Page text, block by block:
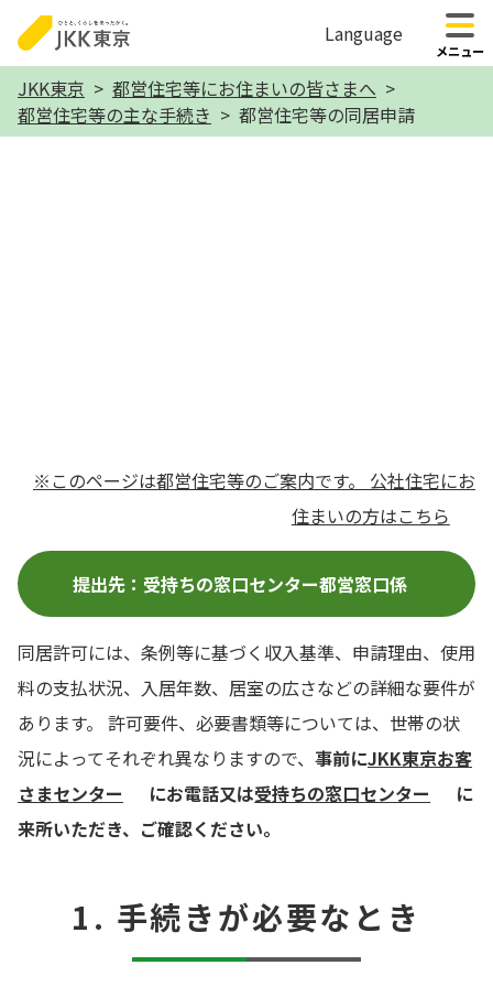
Language
メニュー
JKK東京
都営住宅等にお住まいの皆さまへ
都営住宅等の主な手続き
都営住宅等の同居申請
※このページは都営住宅等のご案内です。 公社住宅にお
住まいの方はこちら
提出先：受持ちの窓口センター都営窓口係
同居許可には、条例等に基づく収入基準、申請理由、使用
料の支払状況、入居年数、居室の広さなどの詳細な要件が
あります。 許可要件、必要書類等については、世帯の状
況によってそれぞれ異なりますので、 事前にJKK東京お客
さまセンター
にお電話又は受持ちの窓口センター
に
来所いただき、ご確認ください。
1. 手続きが必要なとき